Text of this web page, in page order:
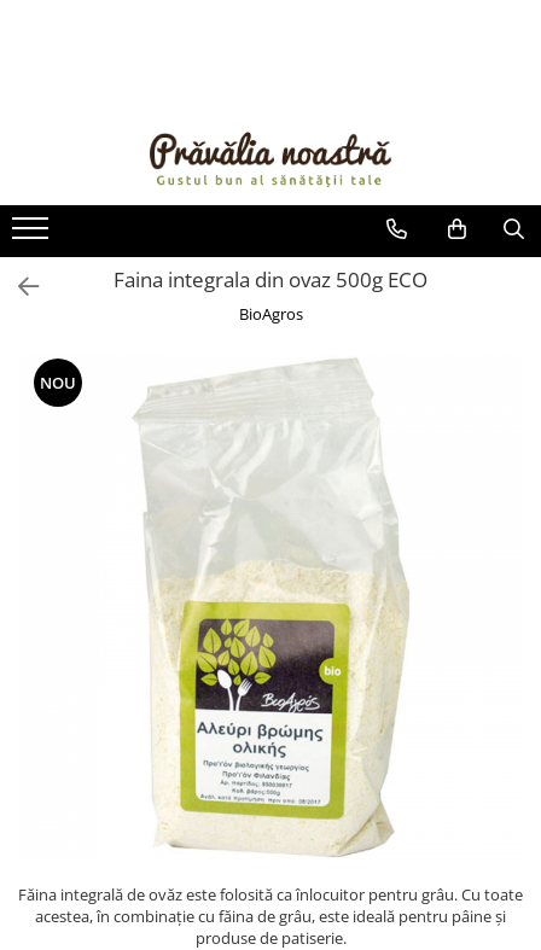
ULEIURI ȘI UNTURI
MĂSLINE
NUCI ȘI SEMINȚE
FRUCTE DESHIDRATATE
ÎNDULCITORI NATURALI / MIERE
FRUCTE LA CONSERVĂ
OȚETURI ȘI SOSURI
FĂINĂ FĂRĂ GLUTEN
BĂUTURI / LAPTE VEGETAL
OREZ ȘI CEREALE
CREME ȘI PASTE TARTINABILE
CIOCOLATĂ ȘI CACAO
HEALTHY SNACKS
PRODUSE ECO / ORGANICE
COSMETICE
Faina integrala din ovaz 500g ECO
BioAgros
NOU
Făina integrală de ovăz este folosită ca înlocuitor pentru grâu. Cu toate
acestea, în combinație cu făina de grâu, este ideală pentru pâine și
produse de patiserie.